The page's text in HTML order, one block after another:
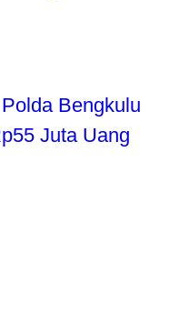
Bengkulu
Juta Uang